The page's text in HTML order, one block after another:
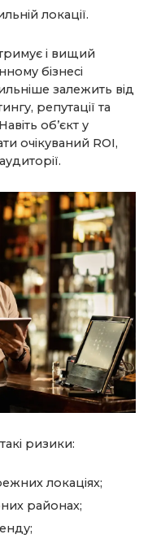
локації.
і вищий
бізнесі
залежить від
репутації та
об’єкт у
очікуваний ROI,
ризики:
локаціях;
районах;